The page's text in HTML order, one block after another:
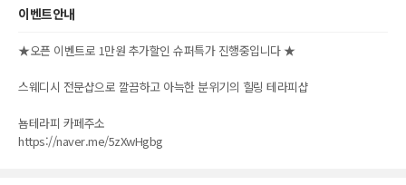
이벤트안내
★오픈 이벤트로 1만원 추가할인 슈퍼특가 진행중입니다 ★
스웨디시 전문샵으로 깔끔하고 아늑한 분위기의 힐링 테라피샵
뇸테라피 카페주소
https://naver.me/5zXwHgbg